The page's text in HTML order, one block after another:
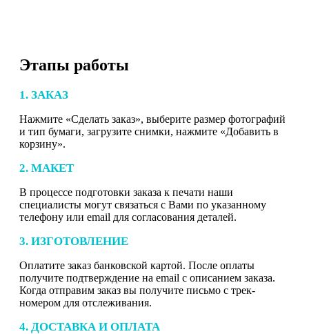
Этапы работы
1. ЗАКАЗ
Нажмите «Сделать заказ», выберите размер фотографий
и тип бумаги, загрузите снимки, нажмите «Добавить в
корзину».
2. МАКЕТ
В процессе подготовки заказа к печати наши
специалисты могут связаться с Вами по указанному
телефону или email для согласования деталей.
3. ИЗГОТОВЛЕНИЕ
Оплатите заказ банковской картой. После оплаты
получите подтверждение на email с описанием заказа.
Когда отправим заказ вы получите письмо с трек-
номером для отслеживания.
4. ДОСТАВКА И ОПЛАТА